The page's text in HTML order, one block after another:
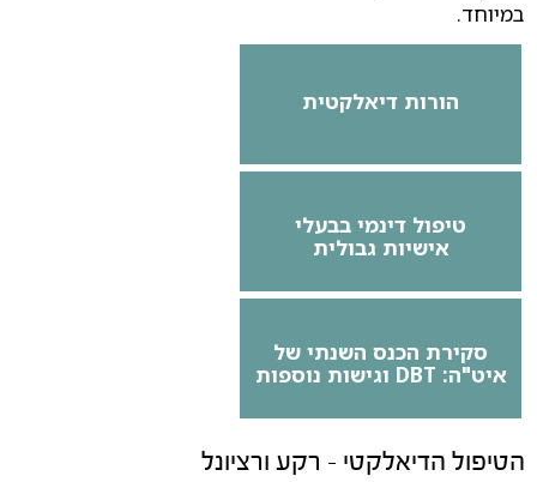
במיוחד.
הורות דיאלקטית
טיפול דינמי בבעלי
אישיות גבולית
סקירת הכנס השנתי של
איט"ה: DBT וגישות נוספות
הטיפול הדיאלקטי - רקע ורציונל